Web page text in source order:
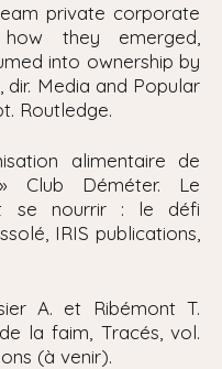
private corporate
they emerged,
into ownership by
dir. Media and Popular
Routledge.
alimentaire de
Club Déméter. Le
se nourrir : le défi
IRIS publications,
A. et Ribémont T.
la faim, Tracés, vol.
(à venir).